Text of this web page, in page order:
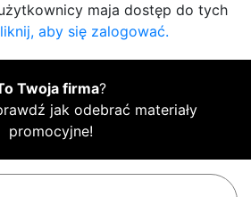
maja dostęp do tych
aby się zalogować.
Twoja firma?
jak odebrać materiały
promocyjne!